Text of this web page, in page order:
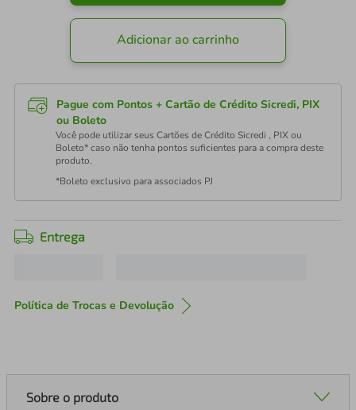
Adicionar ao carrinho
Pague com Pontos + Cartão de Crédito Sicredi, PIX
ou Boleto
Você pode utilizar seus Cartões de Crédito Sicredi , PIX ou
Boleto* caso não tenha pontos suficientes para a compra deste
produto.
*Boleto exclusivo para associados PJ
Entrega
Política de Trocas e Devolução
Sobre o produto